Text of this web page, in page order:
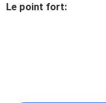
CONTACTER
Le point fort: